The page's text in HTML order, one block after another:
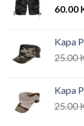
60.00
Kapa
25.00
Kapa
25.00